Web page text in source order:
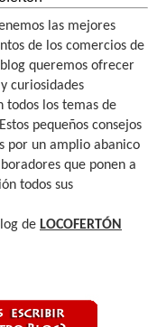
las mejores
de los comercios de
queremos ofrecer
curiosidades
todos los temas de
pequeños consejos
por un amplio abanico
que ponen a
todos sus
de LOCOFERTÓN